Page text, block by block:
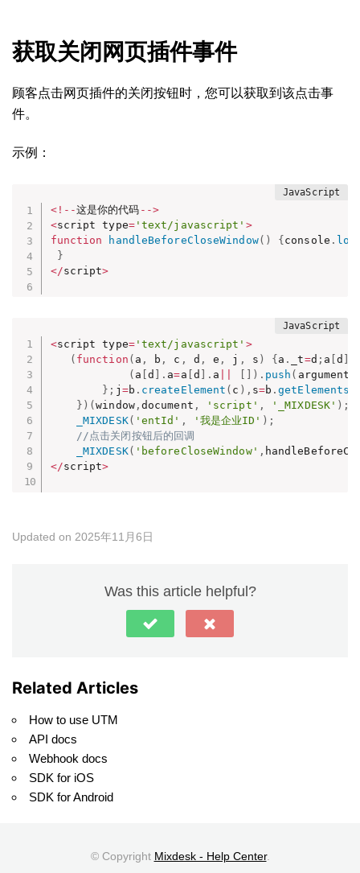
获取关闭网页插件事件
顾客点击网页插件的关闭按钮时，您可以获取到该点击事
件。
示例：
<! --这是你的代码 -->
<script type='text/javascript' >
function
handleBeforeCloseWindow( ) { console . log
}
</script>
<script type='text/javascript' >
( function ( a , b , c , d , e , j , s ) { a . _t=d ; a [d
( a [d . a=a d . a ) . push ( arguments
} ; j =b . createElement ( c ) , s=b .
} ) (window, document , 'script' , '_MIXDESK' ) ;
_MIXDESK( 'entId' , '我是企业ID' ) ;
//点击关闭按钮后的回调
_MIXDESK( 'beforeCloseWindow' ,
</script>
Updated on 2025年11月6日
Was this article helpful?
Related Articles
How to use UTM
API docs
Webhook docs
SDK for iOS
SDK for Android
© Copyright Mixdesk - Help Center.